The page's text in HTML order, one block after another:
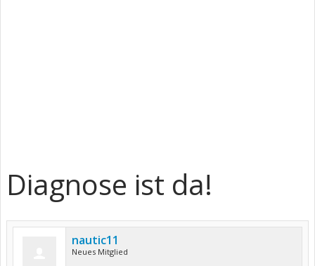
Diagnose ist da!
nautic11
Neues Mitglied